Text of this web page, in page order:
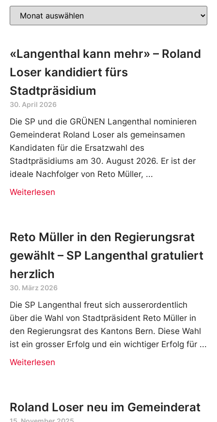
«Langenthal kann mehr» – Roland
Loser kandidiert fürs
Stadtpräsidium
30. April 2026
Die SP und die GRÜNEN Langenthal nominieren
Gemeinderat Roland Loser als gemeinsamen
Kandidaten für die Ersatzwahl des
Stadtpräsidiums am 30. August 2026. Er ist der
ideale Nachfolger von Reto Müller,
Weiterlesen
Reto Müller in den Regierungsrat
gewählt – SP Langenthal gratuliert
herzlich
30. März 2026
Die SP Langenthal freut sich ausserordentlich
über die Wahl von Stadtpräsident Reto Müller in
den Regierungsrat des Kantons Bern. Diese Wahl
ist ein grosser Erfolg und ein wichtiger Erfolg für
Weiterlesen
Roland Loser neu im Gemeinderat